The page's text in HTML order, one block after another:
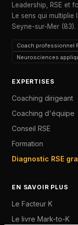
Leadership, RSE et
Le sens qui multiplie
Seyne-sur-Mer (83).
Coach professionnel
Neurosciences
EXPERTISES
Coaching dirigeant
Coaching d'équipe
Conseil RSE
Formation
Diagnostic RSE
EN SAVOIR PLUS
Le Facteur K
Le livre Mark-to-K